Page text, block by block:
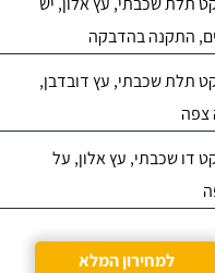
התקנה בהדבקה
תלת שכבתי, עץ דובדבן,
צפה
דו שכבתי, עץ אלון, על
למחירון המלא